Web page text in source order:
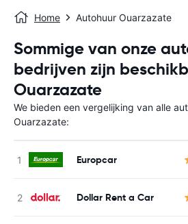
Home Autohuur Ouarzazate
Sommige van onze
bedrijven zijn
Ouarzazate
We bieden een vergelijking van alle
Ouarzazate:
Europcar
Dollar Rent a Car